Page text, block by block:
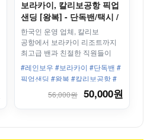
보라카이, 칼리보공항 픽업
샌딩 [왕복] - 단독밴/택시 /
프라이빗 서비스
한국인 운영 업체, 칼리보
공항에서 보라카이 리조트까지
최고급 밴과 친절한 직원들이
안전하고 편안하게 모십니다.
#레인보우 #보라카이 #단독밴 #
픽업샌딩 #왕복 #칼리보공항 #
보라카이리조트 #한인업체 #최
56,000원 50,000원